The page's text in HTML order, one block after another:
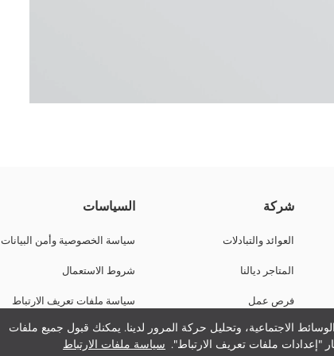
الاجتماعية، وتحليل حركة المرور لدينا. يمكنك قبول جميع ملفات
"إعدادات ملفات تعريف الارتباط". سياسة ملفات الارتباط
شركة
العوائد والتبادلات
المتاجر ديالنا
فرص عمل
دعم الشركات
السياسات
سياسة الخصوصية وأمن البيانات
شروط الاستعمال
سياسة ملفات تعريف الارتباط